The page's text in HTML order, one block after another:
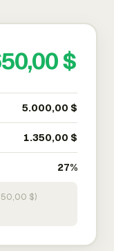
$
5.000,00 $
1.350,00 $
27%
$)